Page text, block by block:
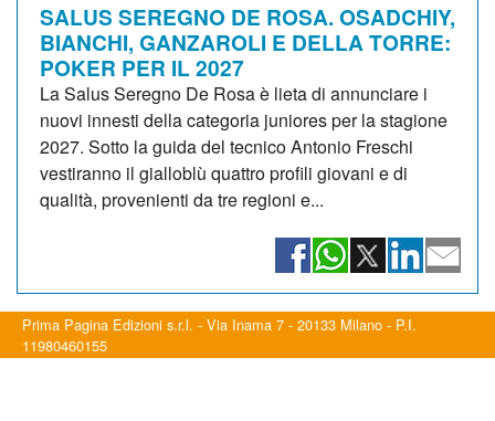
SALUS SEREGNO DE ROSA. OSADCHIY,
BIANCHI, GANZAROLI E DELLA TORRE:
POKER PER IL 2027
La Salus Seregno De Rosa è lieta di annunciare i
nuovi innesti della categoria juniores per la stagione
2027. Sotto la guida del tecnico Antonio Freschi
vestiranno il gialloblù quattro profili giovani e di
qualità, provenienti da tre regioni e...
Prima Pagina Edizioni s.r.l. - Via Inama 7 - 20133 Milano - P.I.
11980460155